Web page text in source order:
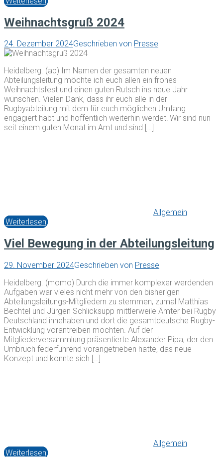
Weihnachtsgruß 2024
24. Dezember 2024Geschrieben von Presse
Heidelberg. (ap) Im Namen der gesamten neuen
Abteilungsleitung möchte ich euch allen ein frohes
Weihnachtsfest und einen guten Rutsch ins neue Jahr
wünschen. Vielen Dank, dass ihr euch alle in der
Rugbyabteilung mit dem für euch möglichen Umfang
engagiert habt und hoffentlich weiterhin werdet! Wir sind nun
seit einem guten Monat im Amt und sind […]
Allgemein
Weiterlesen
Viel Bewegung in der Abteilungsleitung
29. November 2024Geschrieben von Presse
Heidelberg. (momo) Durch die immer komplexer werdenden
Aufgaben war vieles nicht mehr von den bisherigen
Abteilungsleitungs-Mitgliedern zu stemmen, zumal Matthias
Bechtel und Jürgen Schlicksupp mittlerweile Ämter bei Rugby
Deutschland innehaben und dort die gesamtdeutsche Rugby-
Entwicklung vorantreiben möchten. Auf der
Mitgliederversammlung präsentierte Alexander Pipa, der den
Umbruch federführend vorangetrieben hatte, das neue
Konzept und konnte sich […]
Allgemein
Weiterlesen